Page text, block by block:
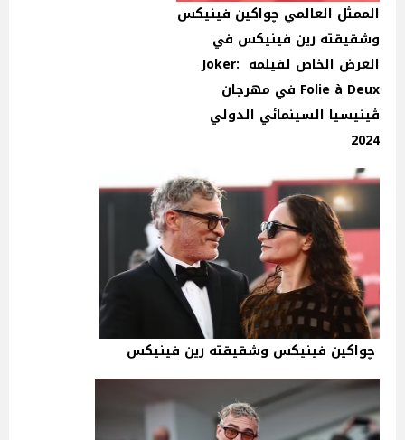
الممثل العالمي چواكين فينيكس
وشقيقته رين فينيكس في
العرض الخاص لفيلمه Joker:
Folie à Deux في مهرجان
ڤينيسيا السينمائي الدولي
2024
چواكين فينيكس وشقيقته رين فينيكس